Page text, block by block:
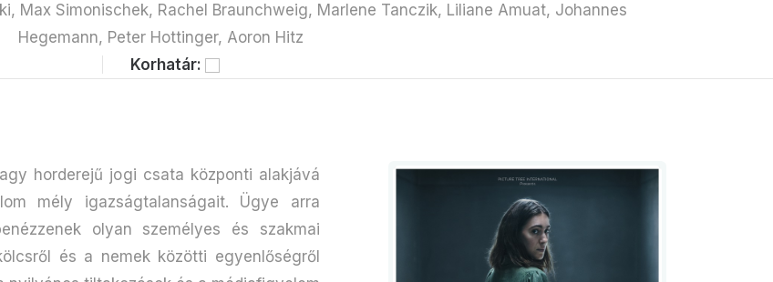
Max Simonischek, Rachel Braunchweig, Marlene Tanczik, Liliane Amuat, Johannes
Hegemann, Peter Hottinger, Aoron Hitz
Korhatár:
horderejű jogi csata központi alakjává
mély igazságtalanságait. Ügye arra
olyan személyes és szakmai
és a nemek közötti egyenlőségről